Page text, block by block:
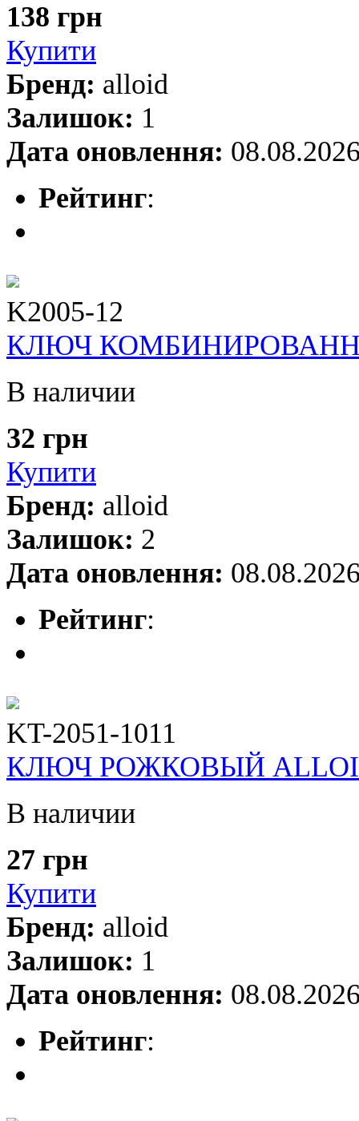
138 грн
Купити
Бренд: alloid
Залишок: 1
Дата оновлення:
Рейтинг:
K2005-12
КЛЮЧ
В наличии
32 грн
Купити
Бренд: alloid
Залишок: 2
Дата оновлення:
Рейтинг:
KT-2051-1011
КЛЮЧ РОЖКОВЫЙ
В наличии
27 грн
Купити
Бренд: alloid
Залишок: 1
Дата оновлення:
Рейтинг: